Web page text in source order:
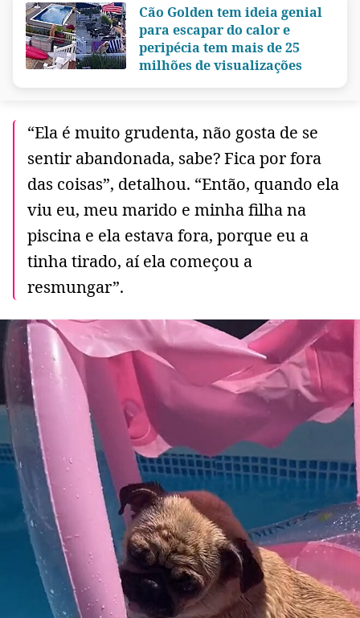
Cão Golden tem ideia genial
para escapar do calor e
peripécia tem mais de 25
milhões de visualizações
“Ela é muito grudenta, não gosta de se
sentir abandonada, sabe? Fica por fora
das coisas”, detalhou. “Então, quando ela
viu eu, meu marido e minha filha na
piscina e ela estava fora, porque eu a
tinha tirado, aí ela começou a
resmungar”.